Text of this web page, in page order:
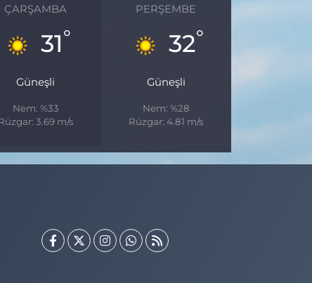
ÇARŞAMBA
31°
Güneşli
Nem: %33
3.69 m/s
PERŞEMBE
32°
Güneşli
Nem: %28
Rüzgar: 4.81 m/s